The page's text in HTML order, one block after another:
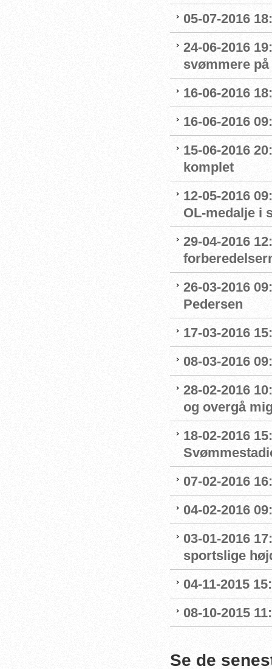
05-07-2016
24-06-2016
svømmere
16-06-2016
16-06-2016
15-06-2016
komplet
12-05-2016
OL-medalje i
29-04-2016
26-03-2016
Pedersen
17-03-2016
08-03-2016
28-02-2016
og overgå
18-02-2016
07-02-2016
04-02-2016
03-01-2016
sportslige
04-11-2015
08-10-2015
Se de